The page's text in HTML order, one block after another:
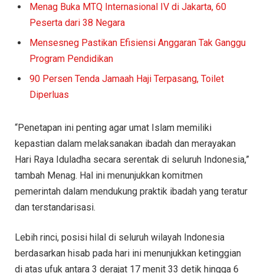
Menag Buka MTQ Internasional IV di Jakarta, 60
Peserta dari 38 Negara
Mensesneg Pastikan Efisiensi Anggaran Tak Ganggu
Program Pendidikan
90 Persen Tenda Jamaah Haji Terpasang, Toilet
Diperluas
“Penetapan ini penting agar umat Islam memiliki
kepastian dalam melaksanakan ibadah dan merayakan
Hari Raya Iduladha secara serentak di seluruh Indonesia,”
tambah Menag. Hal ini menunjukkan komitmen
pemerintah dalam mendukung praktik ibadah yang teratur
dan terstandarisasi.
Lebih rinci, posisi hilal di seluruh wilayah Indonesia
berdasarkan hisab pada hari ini menunjukkan ketinggian
di atas ufuk antara 3 derajat 17 menit 33 detik hingga 6